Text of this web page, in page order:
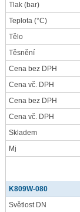
Tlak (bar)
Teplota (°C)
Tělo
Těsnění
Cena bez DPH
Cena vč. DPH
Cena bez DPH
Cena vč. DPH
Skladem
Mj
K809W-080
Světlost DN